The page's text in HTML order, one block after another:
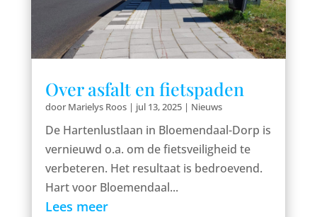
Over asfalt en fietspaden
doorMarielys Roos| jul 13, 2025| Nieuws
De Hartenlustlaan in Bloemendaal-Dorp is
vernieuwd o.a. om de fietsveiligheid te
verbeteren. Het resultaat is bedroevend.
Hart voor Bloemendaal...
Lees meer